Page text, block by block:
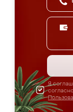
Я